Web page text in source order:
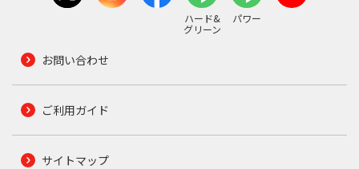
ハード&
グリーン
パワー
お問い合わせ
ご利用ガイド
サイトマップ